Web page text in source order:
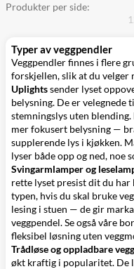
Produkter per side:
Typer av veggpendler
Veggpendler finnes i flere
forskjellen, slik at du velger
Uplightssender lyset
belysning. De er velegnede
stemningslys uten blending.
mer fokusert belysning —
supplerende lys i kjøkken.
lyser både opp og ned, noe
Svingarmlamper og
rette lyset presist dit du
typen, hvis du skal bruke
lesing i stuen — de gir
veggpendel. Se også våre
fleksibel løsning uten
Trådløse og oppladbare
økt kraftig i popularitet. De